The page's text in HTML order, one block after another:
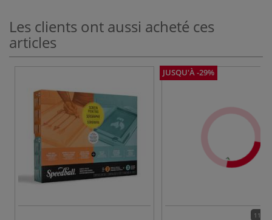
Les clients ont aussi acheté ces
articles
JUSQU'À -29%
117